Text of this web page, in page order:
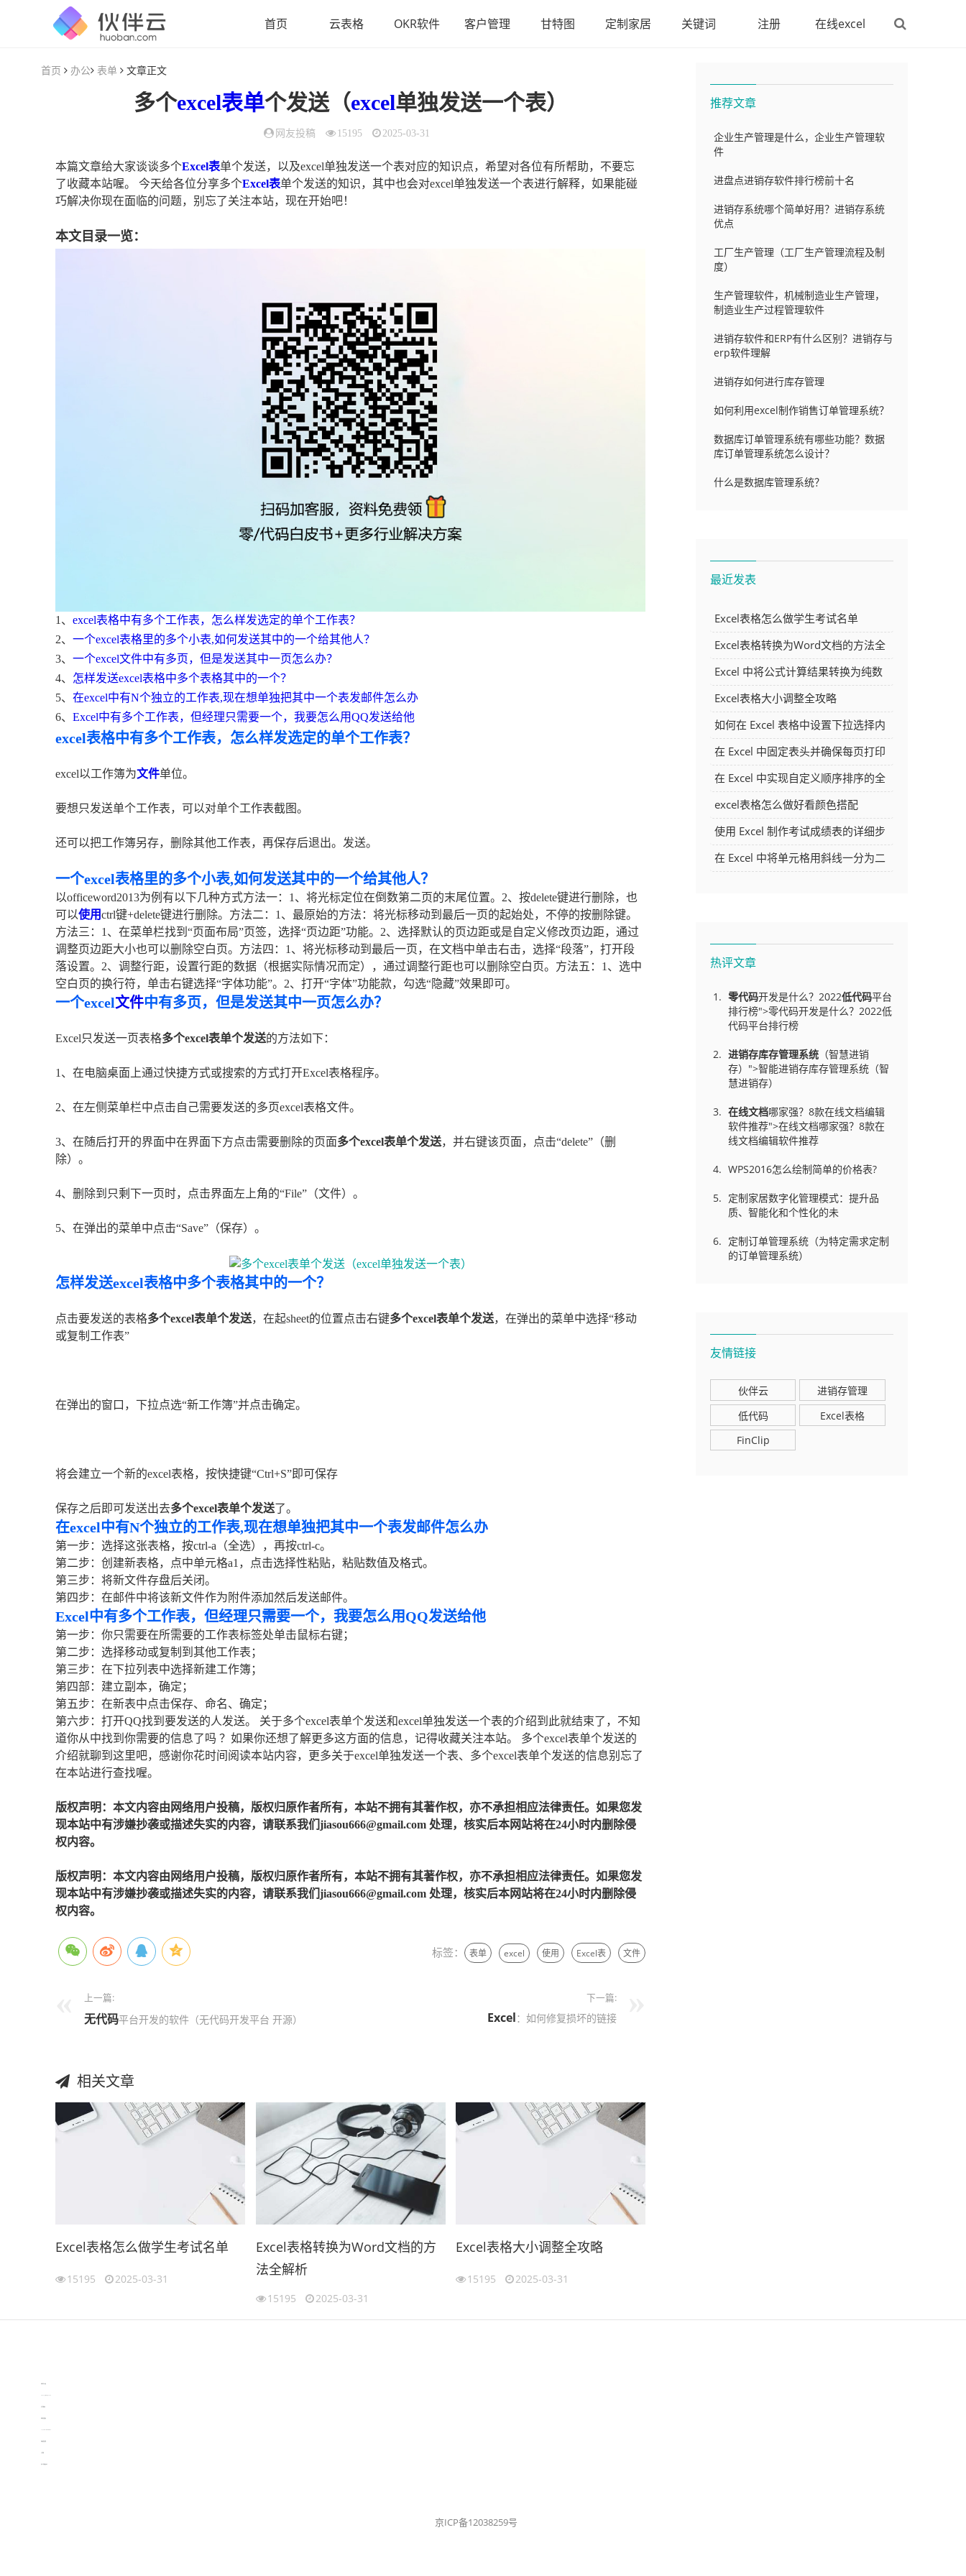
首页 云表格 OKR软件 客户管理 甘特图 定制家居 关键词 注册 在线excel
首页 办公 表单 文章正文
多个excel表单个发送（excel单独发送一个表）
网友投稿 15195 2025-03-31
本篇文章给大家谈谈多个Excel表单个发送，以及excel单独发送一个表对应的知识点，希望对各位有所帮助，不要忘
了收藏本站喔。 今天给各位分享多个Excel表单个发送的知识，其中也会对excel单独发送一个表进行解释，如果能碰
巧解决你现在面临的问题，别忘了关注本站，现在开始吧！
本文目录一览：
1、 excel表格中有多个工作表，怎么样发选定的单个工作表？
2、 一个excel表格里的多个小表,如何发送其中的一个给其他人？
3、 一个excel文件中有多页，但是发送其中一页怎么办？
4、 怎样发送excel表格中多个表格其中的一个？
5、 在excel中有N个独立的工作表,现在想单独把其中一个表发邮件怎么办
6、 Excel中有多个工作表，但经理只需要一个，我要怎么用QQ发送给他
excel表格中有多个工作表，怎么样发选定的单个工作表？
excel以工作簿为文件单位。
要想只发送单个工作表，可以对单个工作表截图。
还可以把工作簿另存，删除其他工作表，再保存后退出。发送。
一个excel表格里的多个小表,如何发送其中的一个给其他人？
以officeword2013为例有以下几种方式方法一：1、将光标定位在倒数第二页的末尾位置。2、按delete键进行删除，也
可以使用ctrl键+delete键进行删除。方法二：1、最原始的方法：将光标移动到最后一页的起始处，不停的按删除键。
方法三：1、在菜单栏找到“页面布局”页签，选择“页边距”功能。2、选择默认的页边距或是自定义修改页边距，通过
调整页边距大小也可以删除空白页。方法四：1、将光标移动到最后一页，在文档中单击右击，选择“段落”，打开段
落设置。2、调整行距，设置行距的数据（根据实际情况而定），通过调整行距也可以删除空白页。方法五：1、选中
空白页的换行符，单击右键选择“字体功能”。2、打开“字体”功能款，勾选“隐藏”效果即可。
一个excel文件中有多页，但是发送其中一页怎么办？
Excel只发送一页表格多个excel表单个发送的方法如下：
1、在电脑桌面上通过快捷方式或搜索的方式打开Excel表格程序。
2、在左侧菜单栏中点击自己需要发送的多页excel表格文件。
3、在随后打开的界面中在界面下方点击需要删除的页面多个excel表单个发送，并右键该页面，点击“delete”（删
除）。
4、删除到只剩下一页时，点击界面左上角的“File”（文件）。
5、在弹出的菜单中点击“Save”（保存）。
怎样发送excel表格中多个表格其中的一个？
点击要发送的表格多个excel表单个发送，在起sheet的位置点击右键多个excel表单个发送，在弹出的菜单中选择“移动
或复制工作表”
在弹出的窗口，下拉点选“新工作簿”并点击确定。
将会建立一个新的excel表格，按快捷键“Ctrl+S”即可保存
保存之后即可发送出去多个excel表单个发送了。
在excel中有N个独立的工作表,现在想单独把其中一个表发邮件怎么办
第一步：选择这张表格，按ctrl-a（全选），再按ctrl-c。
第二步：创建新表格，点中单元格a1，点击选择性粘贴，粘贴数值及格式。
第三步：将新文件存盘后关闭。
第四步：在邮件中将该新文件作为附件添加然后发送邮件。
Excel中有多个工作表，但经理只需要一个，我要怎么用QQ发送给他
第一步：你只需要在所需要的工作表标签处单击鼠标右键；
第二步：选择移动或复制到其他工作表；
第三步：在下拉列表中选择新建工作簿；
第四部：建立副本，确定；
第五步：在新表中点击保存、命名、确定；
第六步：打开QQ找到要发送的人发送。 关于多个excel表单个发送和excel单独发送一个表的介绍到此就结束了，不知
道你从中找到你需要的信息了吗 ？如果你还想了解更多这方面的信息，记得收藏关注本站。 多个excel表单个发送的
介绍就聊到这里吧，感谢你花时间阅读本站内容，更多关于excel单独发送一个表、多个excel表单个发送的信息别忘了
在本站进行查找喔。
版权声明：本文内容由网络用户投稿，版权归原作者所有，本站不拥有其著作权，亦不承担相应法律责任。如果您发
现本站中有涉嫌抄袭或描述失实的内容，请联系我们jiasou666@gmail.com 处理，核实后本网站将在24小时内删除侵
权内容。
版权声明：本文内容由网络用户投稿，版权归原作者所有，本站不拥有其著作权，亦不承担相应法律责任。如果您发
现本站中有涉嫌抄袭或描述失实的内容，请联系我们jiasou666@gmail.com 处理，核实后本网站将在24小时内删除侵
权内容。
标签： 表单 excel 使用 Excel表 文件
上一篇:
无代码平台开发的软件（无代码开发平台 开源）
下一篇:
Excel：如何修复损坏的链接
相关文章
Excel表格怎么做学生考试名单
15195 2025-03-31
Excel表格转换为Word文档的方
法全解析
15195 2025-03-31
Excel表格大小调整全攻略
15195 2025-03-31
推荐文章
企业生产管理是什么，企业生产管理软
件
进盘点进销存软件排行榜前十名
进销存系统哪个简单好用？进销存系统
优点
工厂生产管理（工厂生产管理流程及制
度）
生产管理软件，机械制造业生产管理，
制造业生产过程管理软件
进销存软件和ERP有什么区别？进销存与
erp软件理解
进销存如何进行库存管理
如何利用excel制作销售订单管理系统？
数据库订单管理系统有哪些功能？数据
库订单管理系统怎么设计？
什么是数据库管理系统？
最近发表
Excel表格怎么做学生考试名单
Excel表格转换为Word文档的方法全
解析
Excel 中将公式计算结果转换为纯数
字的多种方法
Excel表格大小调整全攻略
如何在 Excel 表格中设置下拉选择内
容
在 Excel 中固定表头并确保每页打印
时都显示表头的方法详解
在 Excel 中实现自定义顺序排序的全
面指南
excel表格怎么做好看颜色搭配
使用 Excel 制作考试成绩表的详细步
骤及技巧
在 Excel 中将单元格用斜线一分为二
热评文章
零代码开发是什么？2022低代码平台
排行榜">零代码开发是什么？2022低
代码平台排行榜
进销存库存管理系统 （智慧进销
存）">智能进销存库存管理系统（智
慧进销存）
在线文档哪家强？8款在线文档编辑
软件推荐">在线文档哪家强？8款在
线文档编辑软件推荐
WPS2016怎么绘制简单的价格表?
定制家居数字化管理模式：提升品
质、智能化和个性化的未
定制订单管理系统（为特定需求定制
的订单管理系统）
友情链接
伙伴云
进销存管理
低代码
Excel表格
FinClip
京ICP备12038259号